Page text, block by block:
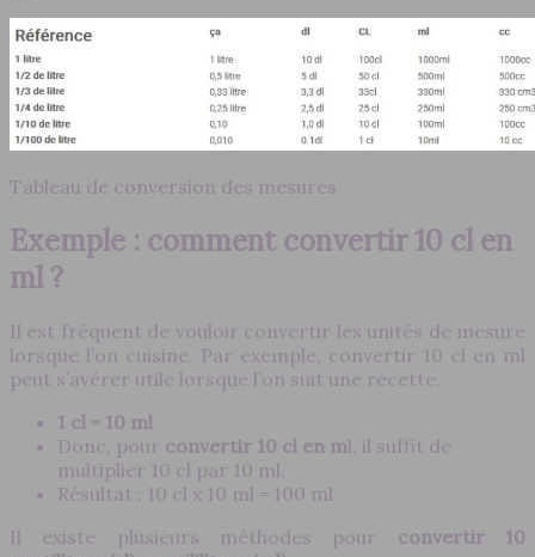
Tableau de conversion des mesures
Exemple : comment convertir 10 cl en
ml ?
Il est fréquent de vouloir convertir les unités de mesure
lorsque l’on cuisine. Par exemple, convertir 10 cl en ml
peut s’avérer utile lorsque l’on suit une recette.
1 cl = 10 ml
Donc, pour convertir 10 cl en ml, il suffit de
multiplier 10 cl par 10 ml.
Résultat : 10 cl x 10 ml = 100 ml
Il existe plusieurs méthodes pour convertir 10